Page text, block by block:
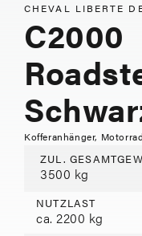
CHEVAL LIBERTE
C2000
Kofferanhänger,
ZUL.
3500 kg
NUTZLAST
ca. 2200 kg